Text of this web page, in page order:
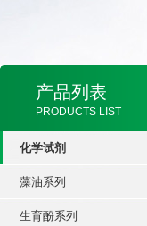
产品列表
PRODUCTS LIST
化学试剂
藻油系列
生育酚系列